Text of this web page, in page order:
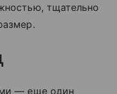
тщательно
— еще один